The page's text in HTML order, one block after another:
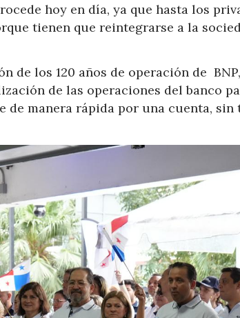
hoy en día, ya que hasta los
tienen que reintegrarse a la
de los 120 años de operación de
de las operaciones del banco
de manera rápida por una cuenta, sin